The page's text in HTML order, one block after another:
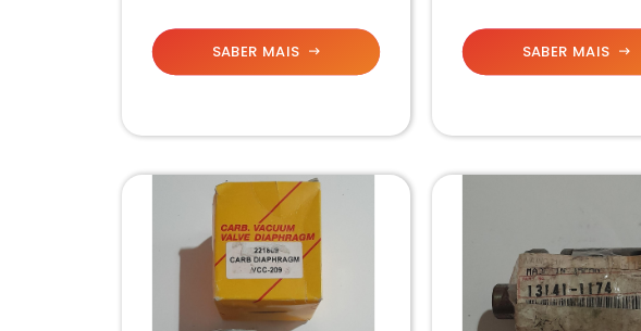
SABER MAIS SABER MAIS